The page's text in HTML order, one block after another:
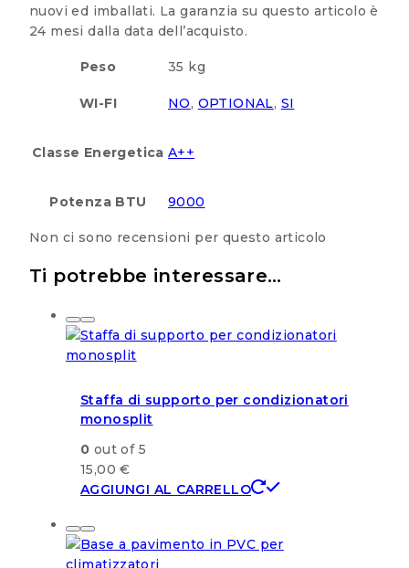
nuovi ed imballati. La garanzia su questo articolo è
24 mesi dalla data dell’acquisto.
Peso 35 kg
WI-FI NO, OPTIONAL, SI
Classe Energetica A++
Potenza BTU 9000
Non ci sono recensioni per questo articolo
Ti potrebbe interessare…
Staffa di supporto per condizionatori
monosplit
0 out of 5
15,00€
AGGIUNGI AL CARRELLO